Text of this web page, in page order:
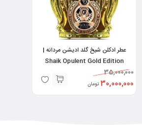
عطر ادکلن شیخ گلد ادیشن مردانه |
Shaik Opulent Gold Edition
35,000,000
30,000,000 تومان